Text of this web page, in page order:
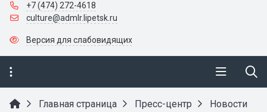
+7 (474) 272-4618
culture@admlr.lipetsk.ru
Версия для слабовидящих
Главная страница Пресс-центр
Новости